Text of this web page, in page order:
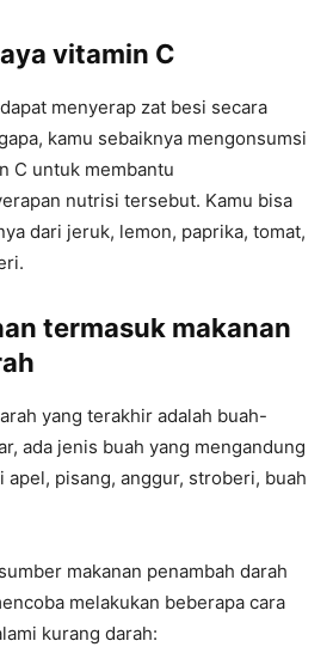
vitamin C
menyerap zat besi secara
kamu sebaiknya mengonsumsi
C untuk membantu
nutrisi tersebut. Kamu bisa
dari jeruk, lemon, paprika, tomat,
termasuk makanan
yang terakhir adalah buah-
ada jenis buah yang mengandung
pisang, anggur, stroberi, buah
makanan penambah darah
melakukan beberapa cara
kurang darah: